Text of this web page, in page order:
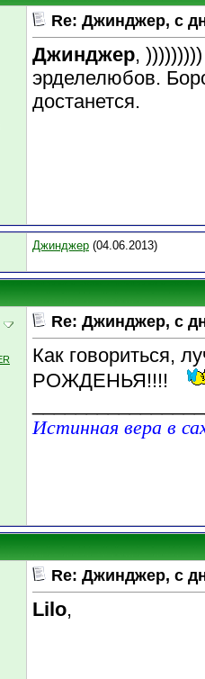
Re: Джинджер, с
Джинджер,
эрделелюбов.
достанется.
Джинджер (04.06.2013)
Re: Джинджер, с
Как говориться,
РОЖДЕНЬЯ!!!!
Истинная вера в
Re: Джинджер, с
Lilo,